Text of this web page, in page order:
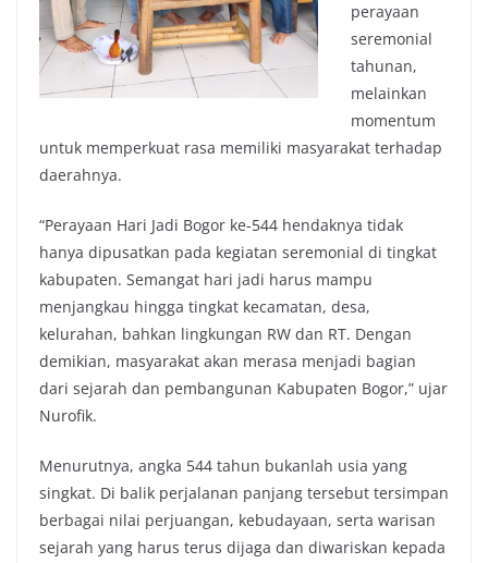
perayaan
seremonial
tahunan,
melainkan
momentum
untuk memperkuat rasa memiliki masyarakat terhadap
daerahnya.
“Perayaan Hari Jadi Bogor ke-544 hendaknya tidak
hanya dipusatkan pada kegiatan seremonial di tingkat
kabupaten. Semangat hari jadi harus mampu
menjangkau hingga tingkat kecamatan, desa,
kelurahan, bahkan lingkungan RW dan RT. Dengan
demikian, masyarakat akan merasa menjadi bagian
dari sejarah dan pembangunan Kabupaten Bogor,” ujar
Nurofik.
Menurutnya, angka 544 tahun bukanlah usia yang
singkat. Di balik perjalanan panjang tersebut tersimpan
berbagai nilai perjuangan, kebudayaan, serta warisan
sejarah yang harus terus dijaga dan diwariskan kepada